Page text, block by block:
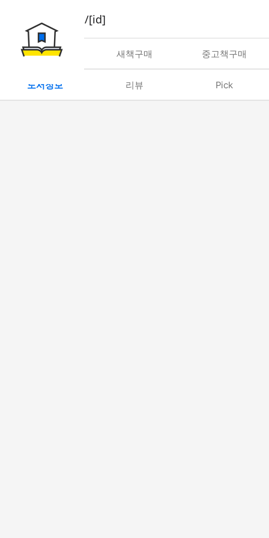
book/rent/[id]
대여 새책구매 중고책구매
도서정보 리뷰 Pick